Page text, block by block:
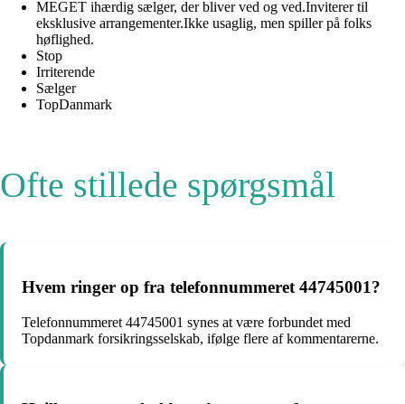
MEGET ihærdig sælger, der bliver ved og ved.Inviterer til
eksklusive arrangementer.Ikke usaglig, men spiller på folks
høflighed.
Stop
Irriterende
Sælger
TopDanmark
Ofte stillede spørgsmål
Hvem ringer op fra telefonnummeret 44745001?
Telefonnummeret 44745001 synes at være forbundet med
Topdanmark forsikringsselskab, ifølge flere af kommentarerne.